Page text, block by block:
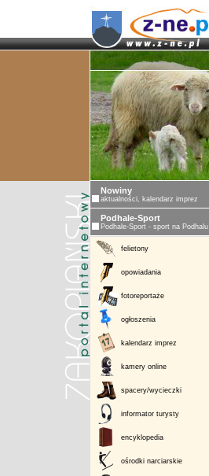
Nowiny
aktualności, kalendarz imprez
Podhale-Sport
Podhale-Sport - sport na Podhalu
felietony
opowiadania
fotoreportaże
ogłoszenia
kalendarz imprez
kamery online
spacery/wycieczki
informator turysty
encyklopedia
ośrodki narciarskie